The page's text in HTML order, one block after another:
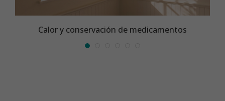
Calor y conservación de medicamentos